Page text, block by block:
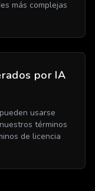
más complejas
por IA
usarse
términos
de licencia